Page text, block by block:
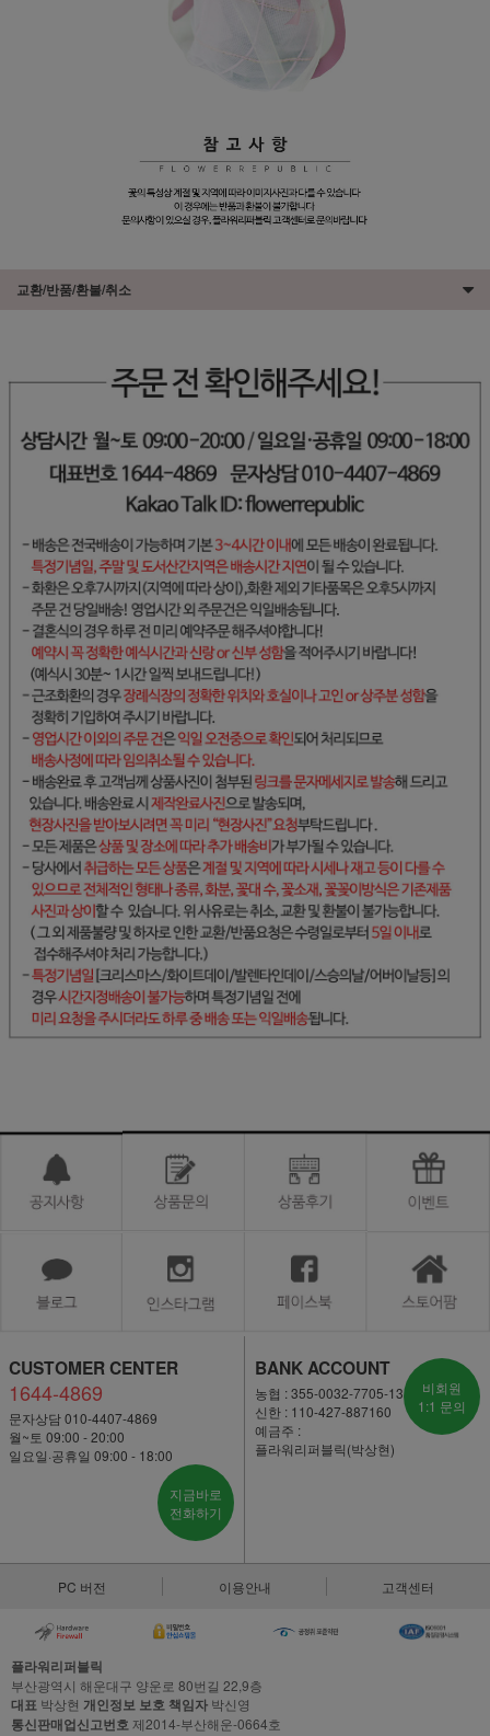
교환/반품/환불/취소
CUSTOMER CENTER
1644-4869
문자상담 010-4407-4869
월~토 09:00 - 20:00
일요일·공휴일 09:00 - 18:00
지금바로
전화하기
BANK ACCOUNT
농협 : 355-0032-7705-13
신한 : 110-427-887160
예금주 :
플라워리퍼블릭(박상현)
비회원
1:1 문의
PC 버전 이용안내 고객센터
플라워리퍼블릭
부산광역시 해운대구 양운로 80번길 22,9층
대표 박상현 개인정보 보호 책임자 박신영
통신판매업신고번호제2014-부산해운-0664호